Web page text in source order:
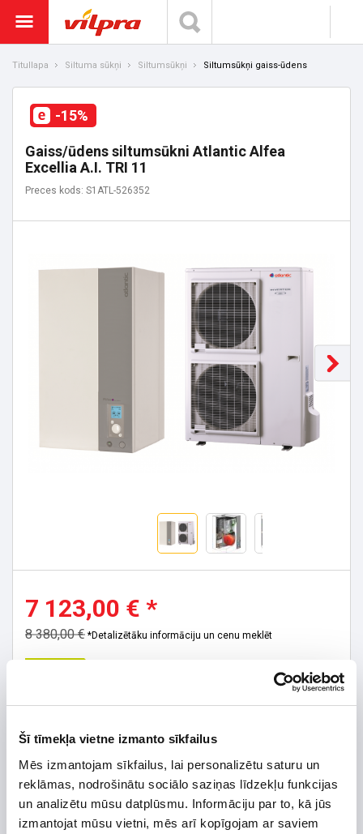
Šī tīmekļa vietne izmanto sīkfailus
Mēs izmantojam sīkfailus, lai personalizētu saturu un
reklāmas, nodrošinātu sociālo saziņas līdzekļu funkcijas
un analizētu mūsu datplūsmu. Informāciju par to, kā jūs
izmantojat mūsu vietni, mēs arī kopīgojam ar saviem
Titullapa Siltuma sūkņi Siltumsūkņi Siltumsūkņi gaiss-ūdens
-15%
Gaiss/ūdens siltumsūkni Atlantic Alfea
Excellia A.I. TRI 11
Preces kods: S1ATL-526352
7 123,00 € *
8 380,00 € *Detalizētāku informāciju un cenu meklēt
Preces apraksts
Uzdot jautājumu par preci